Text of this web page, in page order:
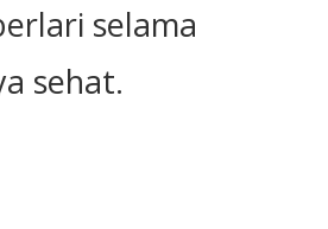
selama
sehat.